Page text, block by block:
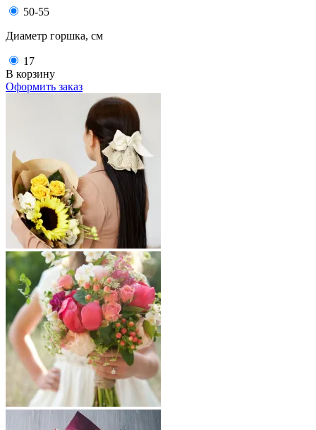
50-55
Диаметр горшка, см
17
В корзину
Оформить заказ